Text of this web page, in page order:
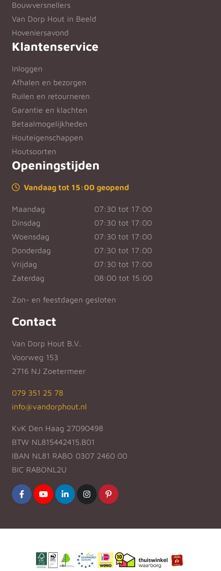
Bouwversnellers
Van Dorp Hout in Beeld
Hoveniersavond
Klantenservice
Inloggen
Afhalen en bezorgen
Ruilen en retourneren
Garantie en klachten
Betaalmogelijkheden
Houteigenschappen
Houtsoorten
Openingstijden
Vandaag tot 15:00 geopend
Maandag
07:30 tot 17:00
Dinsdag
07:30 tot 17:00
Woensdag
07:30 tot 17:00
Donderdag
07:30 tot 17:00
Vrijdag
07:30 tot 17:00
Zaterdag
08:00 tot 15:00
Zon- en feestdagen gesloten
Contact
Van Dorp Hout B.V.
Voorweg 153
2716 NJ Zoetermeer
079 351 25 78
info@vandorphout.nl
KvK Den Haag 27090498
BTW NL815442415.B01
IBAN NL81 RABO 0307 2460 00
BIC RABONL2U